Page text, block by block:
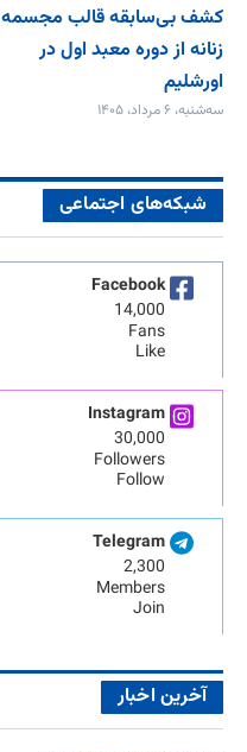
کشف بی‌سابقه قالب مجسمه
زنانه از دوره معبد اول در
اورشلیم
سه‌شنبه، ۶ مرداد، ۱۴۰۵
شبکه‌های اجتماعی
Facebook
14,000
Fans
Like
Instagram
30,000
Followers
Follow
Telegram
2,300
Members
Join
آخرین اخبار